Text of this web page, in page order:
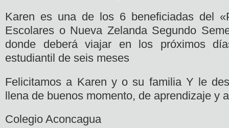
Karen es una de los 6 beneficiadas del
Escolares o Nueva Zelanda Segundo
donde deberá viajar en los próximos
estudiantil de seis meses
Felicitamos a Karen y o su familia Y le
llena de buenos momento, de aprendizaje y
Colegio Aconcagua